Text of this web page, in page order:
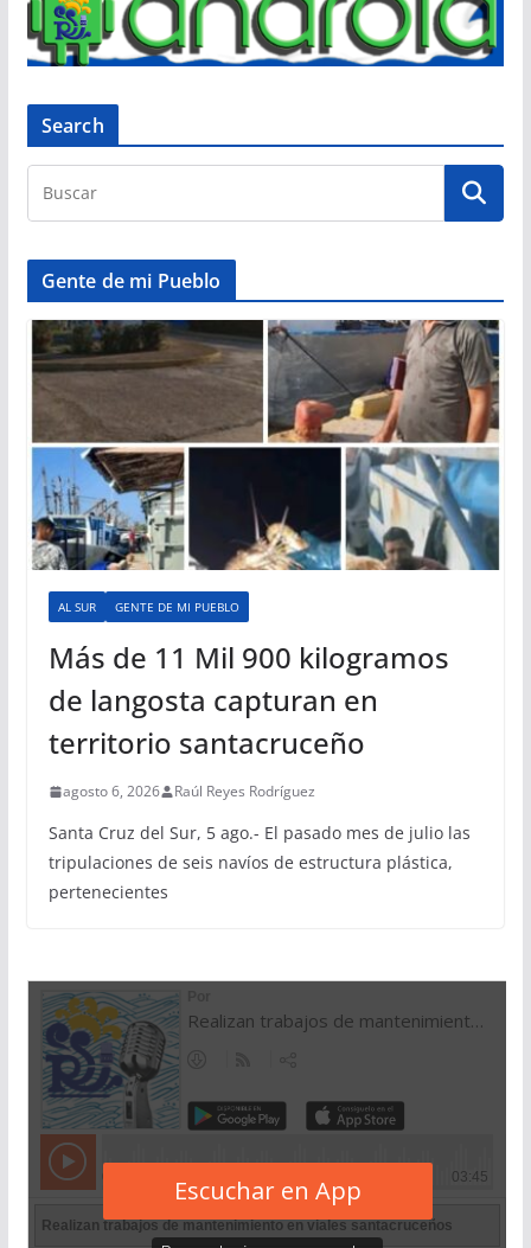
Search
Gente de mi Pueblo
AL SUR GENTE DE MI PUEBLO
Más de 11 Mil 900 kilogramos
de langosta capturan en
territorio santacruceño
agosto 6, 2026 Raúl Reyes Rodríguez
Santa Cruz del Sur, 5 ago.- El pasado mes de julio las
tripulaciones de seis navíos de estructura plástica,
pertenecientes